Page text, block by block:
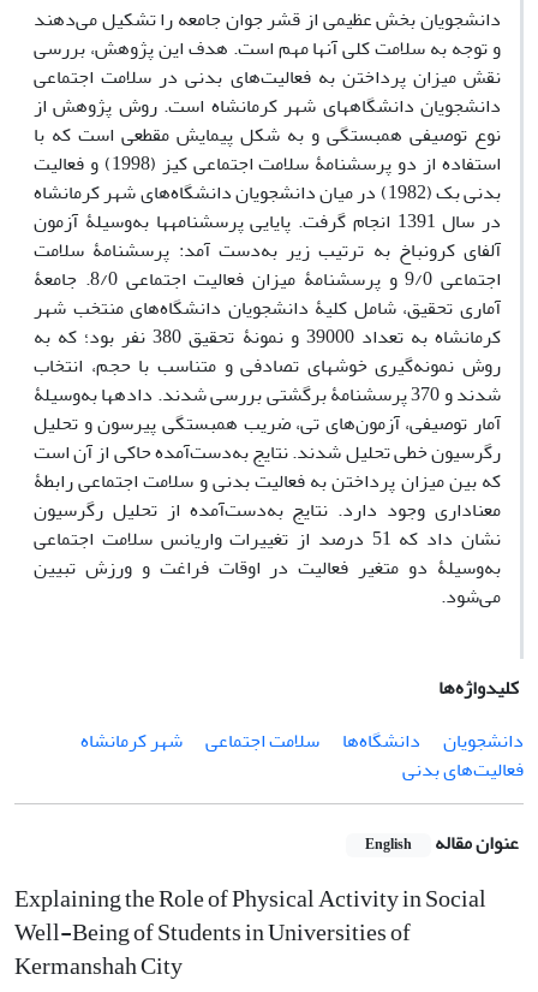
دانشجویان بخش عظیمی از قشر جوان جامعه را تشکیل می‌دهند
و توجه به سلامت کلی آنها مهم است. هدف این پژوهش، بررسی
نقش میزان پرداختن به فعالیت‌های بدنی در سلامت اجتماعی
دانشجویان دانشگاه­های شهر کرمانشاه است. روش پژوهش از
نوع توصیفی همبستگی و به شکل پیمایش مقطعی است که با
استفاده از دو پرسشنامۀ سلامت اجتماعی کیز (1998) و فعالیت
بدنی بک (1982) در میان دانشجویان دانشگاه‌های شهر کرمانشاه
در سال 1391 انجام گرفت. پایایی پرسشنامه­ها به‌وسیلۀ آزمون
آلفای کرونباخ به ترتیب زیر به‌دست آمد: پرسشنامۀ سلامت
اجتماعی 9/0 و پرسشنامۀ میزان فعالیت اجتماعی 8/0. جامعۀ
آماری تحقیق، شامل کلیۀ دانشجویان دانشگاه‌های منتخب شهر
کرمانشاه به تعداد 39000 و نمونۀ تحقیق 380 نفر بود؛ که به
روش نمونه‌گیری خوشه­ای تصادفی و متناسب با حجم، انتخاب
شدند و 370 پرسشنامۀ برگشتی بررسی شدند. داده­ها به‌وسیلۀ
آمار توصیفی، آزمون‌های تی، ضریب همبستگی پیرسون و تحلیل
رگرسیون خطی تحلیل شدند. نتایج به‌دست‌آمده حاکی از آن است
که بین میزان پرداختن به فعالیت بدنی و سلامت اجتماعی رابطۀ
معناداری وجود دارد. نتایج به‌دست‌آمده از تحلیل رگرسیون
نشان داد که 51 درصد از تغییرات واریانس سلامت اجتماعی
به‌وسیلۀ دو متغیر فعالیت در اوقات فراغت و ورزش تبیین
می‌شود.
کلیدواژه‌ها
دانشجویان
دانشگاه‌ها سلامت اجتماعی
شهر کرمانشاه
فعالیت‌های بدنی
عنوان مقاله English
Explaining the Role of Physical Activity in Social
Well-Being of Students in Universities of
Kermanshah City